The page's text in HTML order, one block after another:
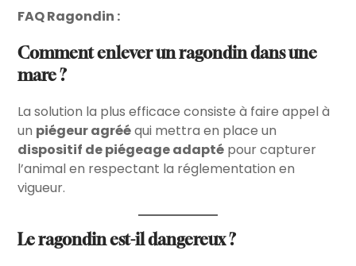
FAQ Ragondin :
Comment enlever un ragondin dans une
mare ?
La solution la plus efficace consiste à faire appel à
un piégeur agrééqui mettra en place un
dispositif de piégeage adapté pour capturer
l’animal en respectant la réglementation en
vigueur.
Le ragondin est-il dangereux ?